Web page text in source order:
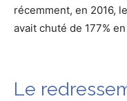
récemment, en 2016,
avait chuté de 177%
Le